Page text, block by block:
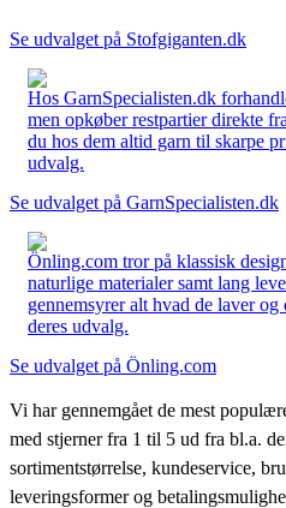
Se udvalget på Stofgiganten.dk
Hos GarnSpecialisten.dk
men opkøber restpartier direkte
du hos dem altid garn til skarpe
udvalg.
Se udvalget på GarnSpecialisten.dk
Önling.com tror på klassisk
naturlige materialer samt lang
gennemsyrer alt hvad de laver
deres udvalg.
Se udvalget på Önling.com
Vi har gennemgået de mest
med stjerner fra 1 til 5 ud fra bl.a.
sortimentstørrelse, kundeservice,
leveringsformer og